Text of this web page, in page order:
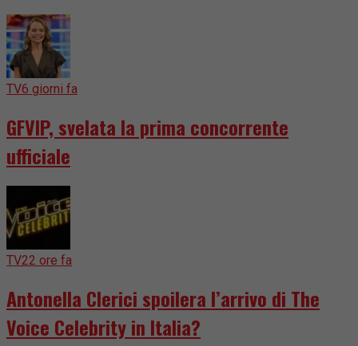
TV6 giorni fa
GFVIP, svelata la prima concorrente
ufficiale
TV22 ore fa
Antonella Clerici spoilera l’arrivo di The
Voice Celebrity in Italia?